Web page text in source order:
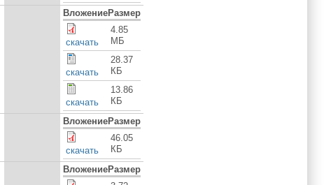
ВложениеРазмер
скачать
4.85
МБ
скачать
28.37
КБ
скачать
13.86
КБ
ВложениеРазмер
cкачать
46.05
КБ
ВложениеРазмер